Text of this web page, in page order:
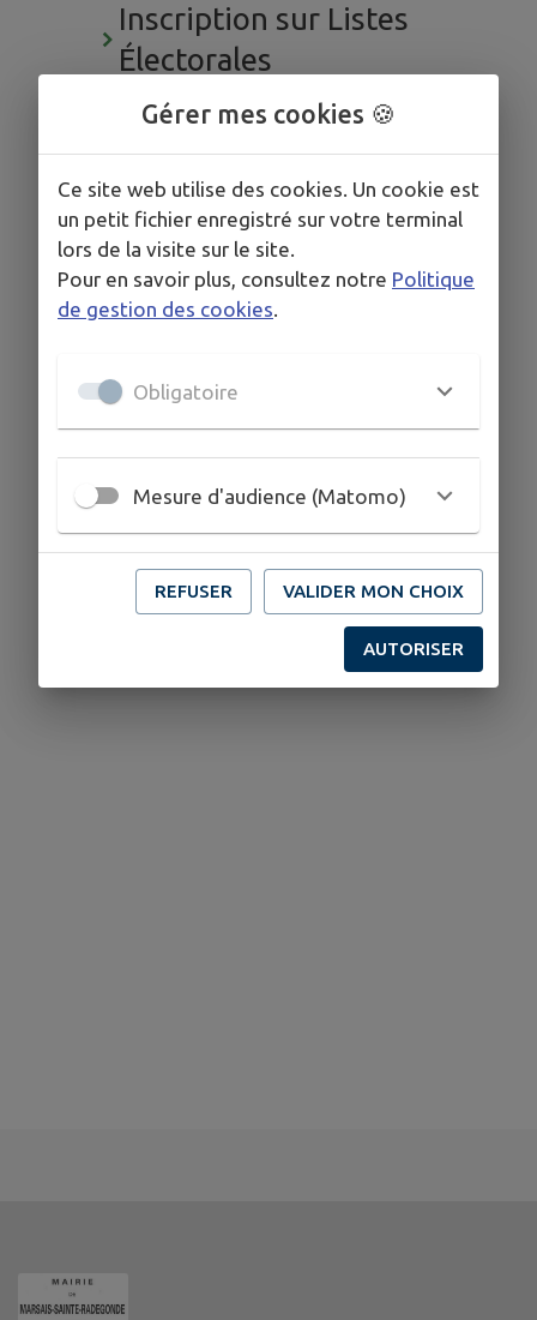
Inscription sur Listes
Électorales
Permis de conduire et
Gérer mes cookies 🍪
Ce site web utilise des cookies. Un cookie est
un petit fichier enregistré sur votre terminal
lors de la visite sur le site.
Pour en savoir plus, consultez notre Politique
de gestion des cookies.
Obligatoire
Mesure d'audience (Matomo)
REFUSER VALIDER MON CHOIX
AUTORISER